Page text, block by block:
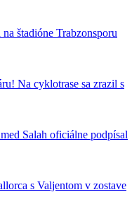
štadióne Trabzonsporu
Na cyklotrase sa zrazil s
Salah oficiálne podpísal
s Valjentom v zostave